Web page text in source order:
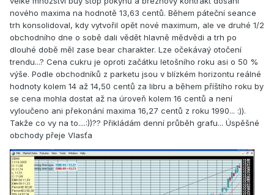
nového maxima na hodnotě 13,63 centů. Během páteční seance
trh konsolidoval, kdy vytvořil opět nové maximum, ale ve druhé 1/2
obchodního dne o sobě dali vědět hlavně mědvědi a trh po
dlouhé době měl zase bear charakter. Lze očekávaý otočení
trendu...? Cena cukru je oproti začátku letošního roku asi o 50 %
výše. Podle obchodníků z parketu jsou v blízkém horizontu reálné
hodnoty kolem 14 až 14,50 centů za libru a během příštího roku by
se cena mohla dostat až na úroveň kolem 16 centů a není
vyloučeno ani překonání maxima 16,27 centů z roku 1990... :)).
Takže co vy na to....:))?? Přikládám denní průběh grafu... Úspěšné
obchody přeje Vlasťa